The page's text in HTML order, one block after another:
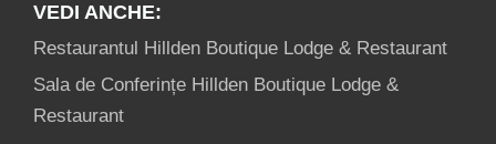
VEDI ANCHE:
Restaurantul Hillden Boutique Lodge & Restaurant
Sala de Conferințe Hillden Boutique Lodge &
Restaurant